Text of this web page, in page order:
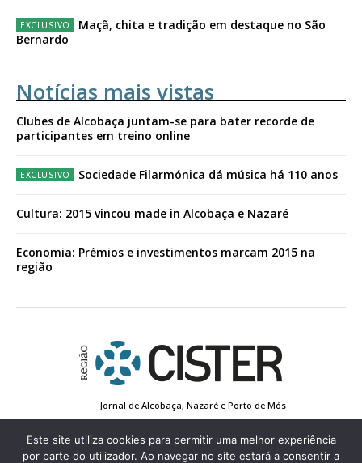
Maçã, chita e tradição em destaque no São
Bernardo
Notícias mais vistas
Clubes de Alcobaça juntam-se para bater recorde de
participantes em treino online
Sociedade Filarmónica dá música há 110 anos
Cultura: 2015 vincou made in Alcobaça e Nazaré
Economia: Prémios e investimentos marcam 2015 na
região
Jornal de Alcobaça, Nazaré e Porto de Mós
Conta de Registo
Edição Impressa
Este site utiliza cookies para permitir uma melhor experiência
por parte do utilizador. Ao navegar no site estará a consentir a